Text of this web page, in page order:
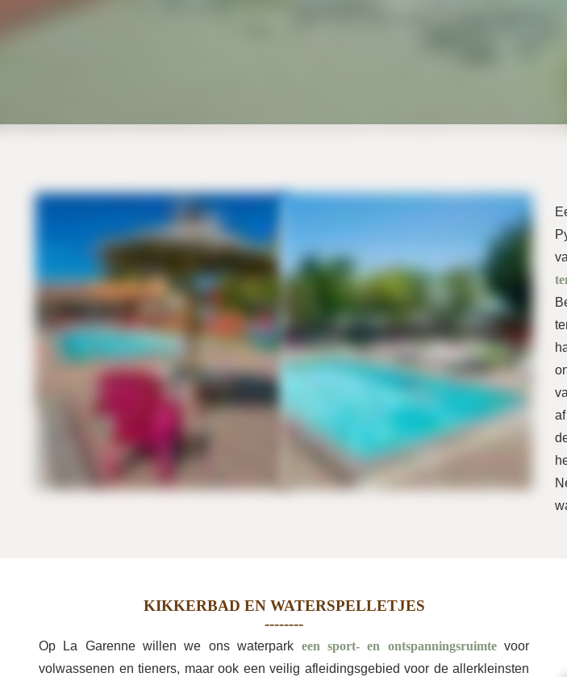
KIKKERBAD EN WATERSPELLETJES
Op La Garenne willen we ons waterpark een sport- en ontspanningsruimtevoor
volwassenen en tieners, maar ook een veilig afleidingsgebied voor de allerkleinsten